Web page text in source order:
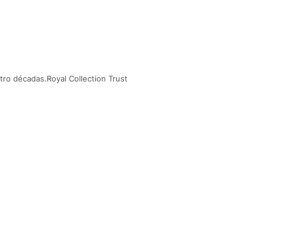
décadas.Royal Collection Trust